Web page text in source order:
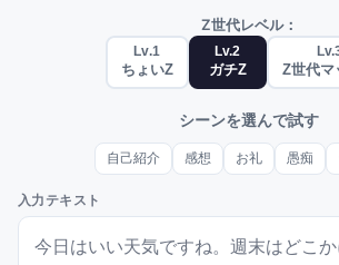
Z世代レベル：
Lv.1
ちょいZ
Lv.2
ガチZ
Lv.
Z世代マ
シーンを選んで試す
自己紹介 感想 お礼 愚痴
入力テキスト